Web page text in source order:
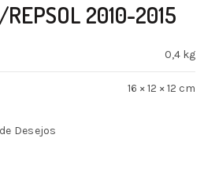
2010-2015
0,4 kg
16 × 12 × 12 cm
Desejos